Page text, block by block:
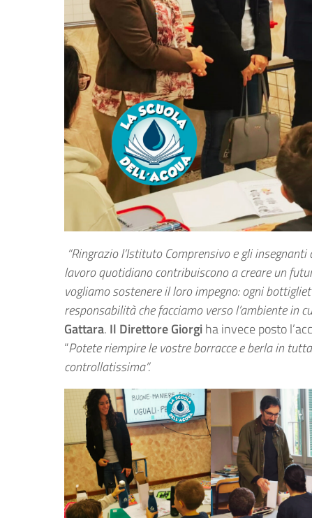
“Ringrazio l’Istituto Comprensivo e gli
lavoro quotidiano contribuiscono a creare un
vogliamo sostenere il loro impegno: ogni
responsabilità che facciamo verso l’ambiente in
Gattara. Il Direttore Giorgiha invece posto
“Potete riempire le vostre borracce e berla in
controllatissima”.